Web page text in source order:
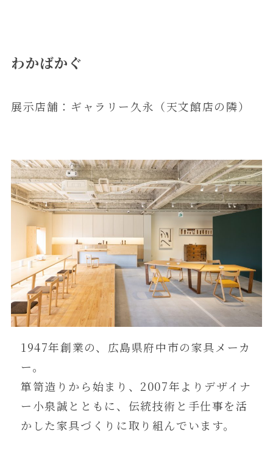
わかばかぐ
展示店舗：ギャラリー久永（天文館店の隣）
1947年創業の、広島県府中市の家具メーカ
ー。
箪笥造りから始まり、2007年よりデザイナ
ー小泉誠とともに、伝統技術と手仕事を活
かした家具づくりに取り組んでいます。